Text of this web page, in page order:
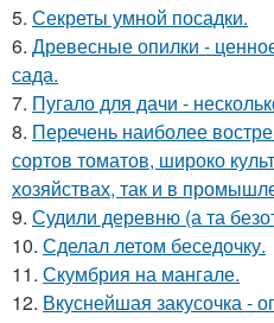
5. Секреты умной посадки.
6. Древесные опилки -
сада.
7. Пугало для дачи -
8. Перечень наиболее
сортов томатов, широко
хозяйствах, так и в
9. Судили деревню (а та
10. Сделал летом беседочку.
11. Скумбрия на мангале.
12. Вкуснейшая закусочка -